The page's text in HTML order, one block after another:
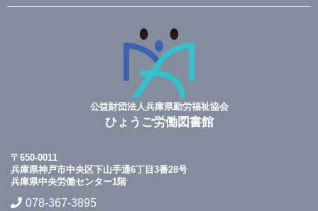
公益財団法人兵庫県勤労福祉協会
ひょうご労働図書館
〒650-0011
兵庫県神戸市中央区下山手通6丁目3番28号
兵庫県中央労働センター1階
078-367-3895